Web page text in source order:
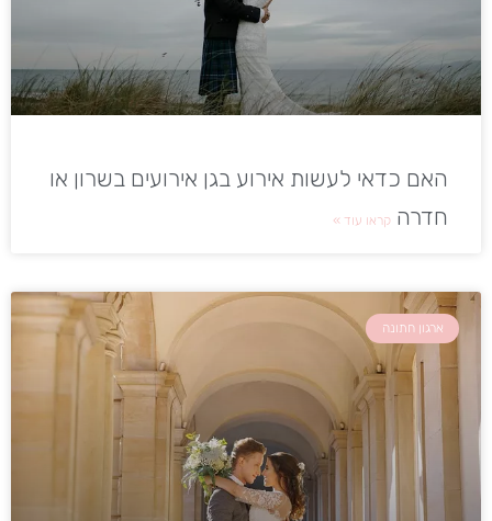
האם כדאי לעשות אירוע בגן אירועים בשרון או
חדרה קראו עוד »
ארגון חתונה